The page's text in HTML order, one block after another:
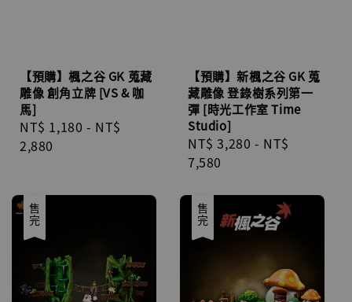
【預購】楓之谷 GK 蒐藏
雕像 創角立牌 [VS & 咖
馬]
Regular
price
NT$ 1,180 - NT$
2,880
【預購】新楓之谷 GK 蒐
藏雕像 登錄樹系列第一
彈 [時光工作室 Time
Studio]
Regular
price
NT$ 3,280 - NT$
7,580
售完 售完